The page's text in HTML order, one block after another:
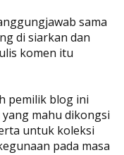
sama
di siarkan dan
komen itu
pemilik blog ini
mahu dikongsi
untuk koleksi
pada masa